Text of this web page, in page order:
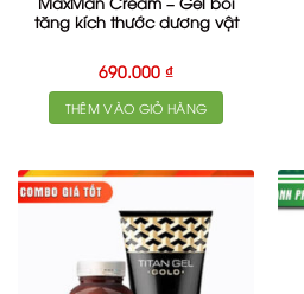
tăng kích thước dương vật
690.000 ₫
THÊM VÀO GIỎ HÀNG